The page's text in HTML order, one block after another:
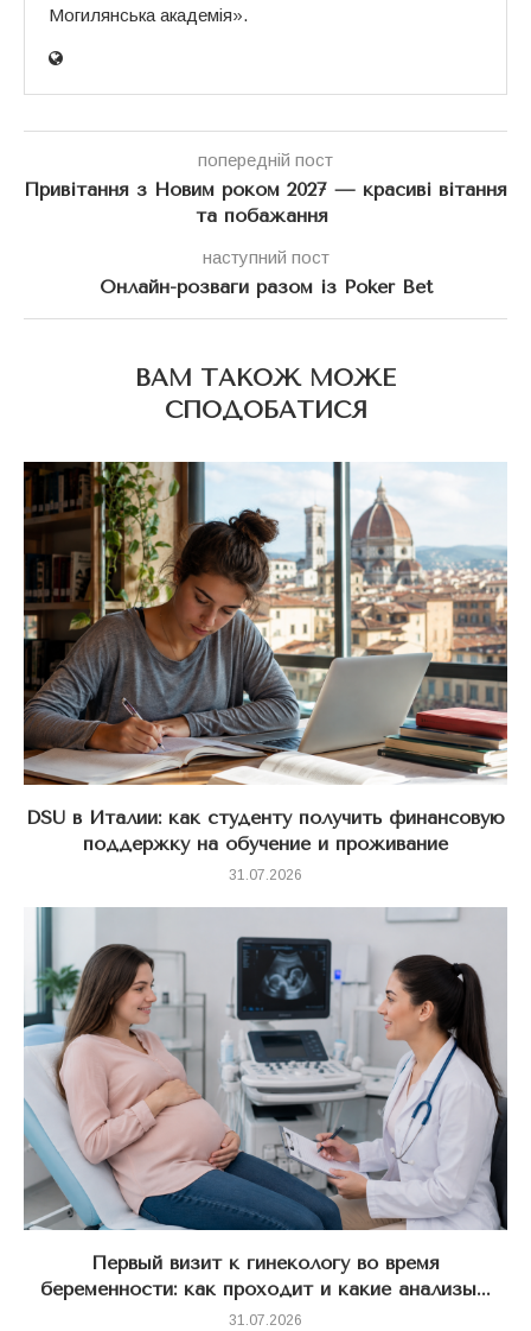
Могилянська академія».
попередній пост
Привітання з Новим роком 2027 — красиві вітання
та побажання
наступний пост
Онлайн-розваги разом із Poker Bet
ВАМ ТАКОЖ МОЖЕ
СПОДОБАТИСЯ
DSU в Италии: как студенту получить финансовую
поддержку на обучение и проживание
31.07.2026
Первый визит к гинекологу во время
беременности: как проходит и какие анализы...
31.07.2026